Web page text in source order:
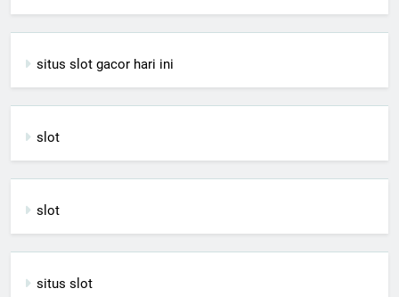
situs slot gacor hari ini
slot
slot
situs slot